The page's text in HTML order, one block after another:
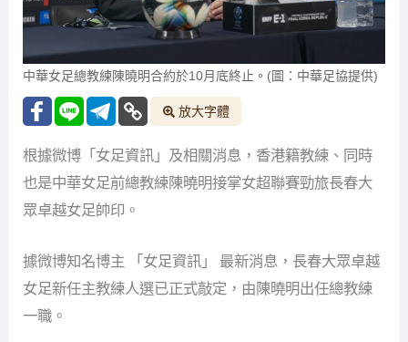
中華女足總教練陳曉明合約於10月底終止。(圖：中華足協提供)
放大字體
根據微博「女足資訊」及相關消息，香港籍教練、同時
也是中華女足前總教練陳曉明接掌女超聯賽勁旅長春大
眾卓越女足帥印。
據微博知名博主 「女足資訊」 最新消息，長春大眾卓越
女足新任主教練人選已正式敲定，由陳曉明出任總教練
一職。